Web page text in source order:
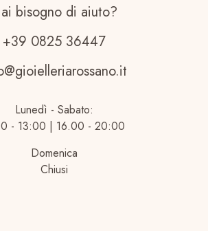
bisogno di aiuto?
+39 0825 36447
Lunedì - Sabato:
- 13:00 | 16.00 - 20:00
Domenica
Chiusi